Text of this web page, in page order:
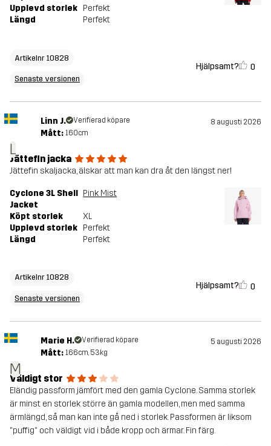
Upplevd storlek Perfekt
Längd
Perfekt
Artikelnr 10828
Senaste versionen
Hjälpsamt? 0
L
Linn J. Verifierad köpare 8 augusti 2026
Mått: 160cm
Jättefin jacka
Jättefin skaljacka, älskar att man kan dra åt den längst ner!
Cyclone 3L Shell
Jacket
Pink Mist
Köpt storlek
XL
Upplevd storlek Perfekt
Längd
Perfekt
Artikelnr 10828
Senaste versionen
Hjälpsamt? 0
M
Marie H. Verifierad köpare 5 augusti 2026
Mått: 166cm, 53kg
Väldigt stor
Eländig passform jämfört med den gamla Cyclone. Samma storlek
är minst en storlek större än gamla modellen, men med samma
ärmlängd, så man kan inte gå ned i storlek. Passformen är liksom
"puffig" och väldigt vid i både kropp och ärmar. Fin färg.